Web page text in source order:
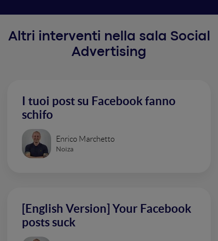
Altri interventi nella sala Social
Advertising
I tuoi post su Facebook fanno
schifo
Enrico Marchetto
Noiza
[English Version] Your Facebook
posts suck